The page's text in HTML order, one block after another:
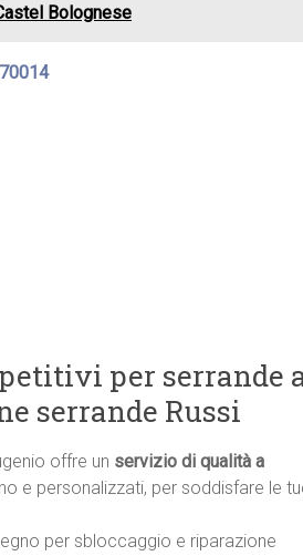
Bolognese
per serrande
serrande Russi
offre un servizio di qualità a
e personalizzati, per soddisfare le
per sbloccaggio e riparazione